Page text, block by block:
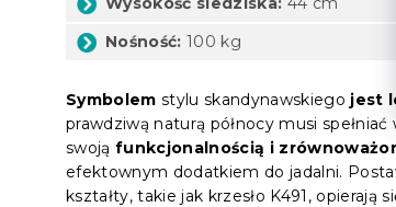
Nośność: 100 kg
Symbolem stylu skandynawskiego jest
prawdziwą naturą północy musi
swoją funkcjonalnością i
efektownym dodatkiem do jadalni.
kształty, takie jak krzesło K491,